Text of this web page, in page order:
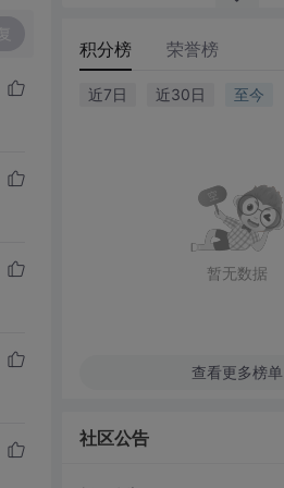
积分榜 荣誉榜
近7日 近30日 至今
暂无数据
查看更多榜单
社区公告